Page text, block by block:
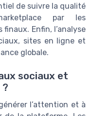
de suivre la qualité
par les
Enfin, l’analyse
sites en ligne et
globale.
sociaux et
l’attention et à